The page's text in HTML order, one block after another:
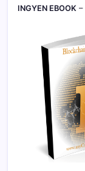
INGYEN EBOOK –